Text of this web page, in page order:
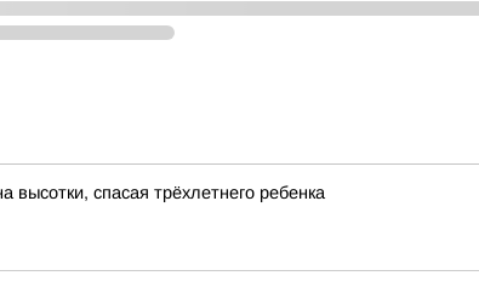
высотки, спасая трёхлетнего ребенка